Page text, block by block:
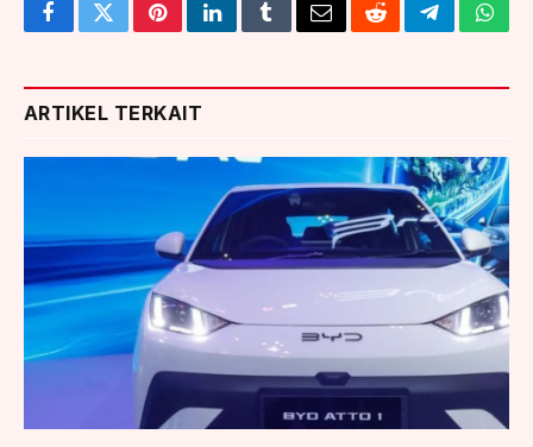
FacebookTwitterPinterestLinkedInTumblrEmailRedditTelegram
ARTIKEL TERKAIT